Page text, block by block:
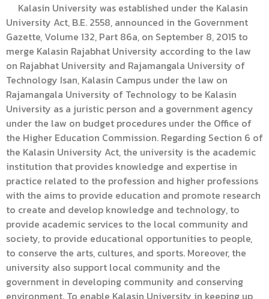
Kalasin University was established under the Kalasin
University Act, B.E. 2558, announced in the Government
Gazette, Volume 132, Part 86a, on September 8, 2015 to
merge Kalasin Rajabhat University according to the law
on Rajabhat University and Rajamangala University of
Technology Isan, Kalasin Campus under the law on
Rajamangala University of Technology to be Kalasin
University as a juristic person and a government agency
under the law on budget procedures under the Office of
the Higher Education Commission. Regarding Section 6 of
the Kalasin University Act, the university is the academic
institution that provides knowledge and expertise in
practice related to the profession and higher professions
with the aims to provide education and promote research
to create and develop knowledge and technology, to
provide academic services to the local community and
society, to provide educational opportunities to people,
to conserve the arts, cultures, and sports. Moreover, the
university also support local community and the
government in developing community and conserving